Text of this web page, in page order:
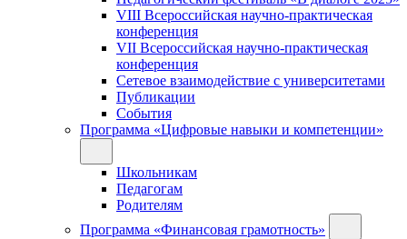
VIII Всероссийская научно-практическая
конференция
VII Всероссийская научно-практическая
конференция
Сетевое взаимодействие с университетами
Публикации
События
Программа «Цифровые навыки и компетенции»
Школьникам
Педагогам
Родителям
Программа «Финансовая грамотность»